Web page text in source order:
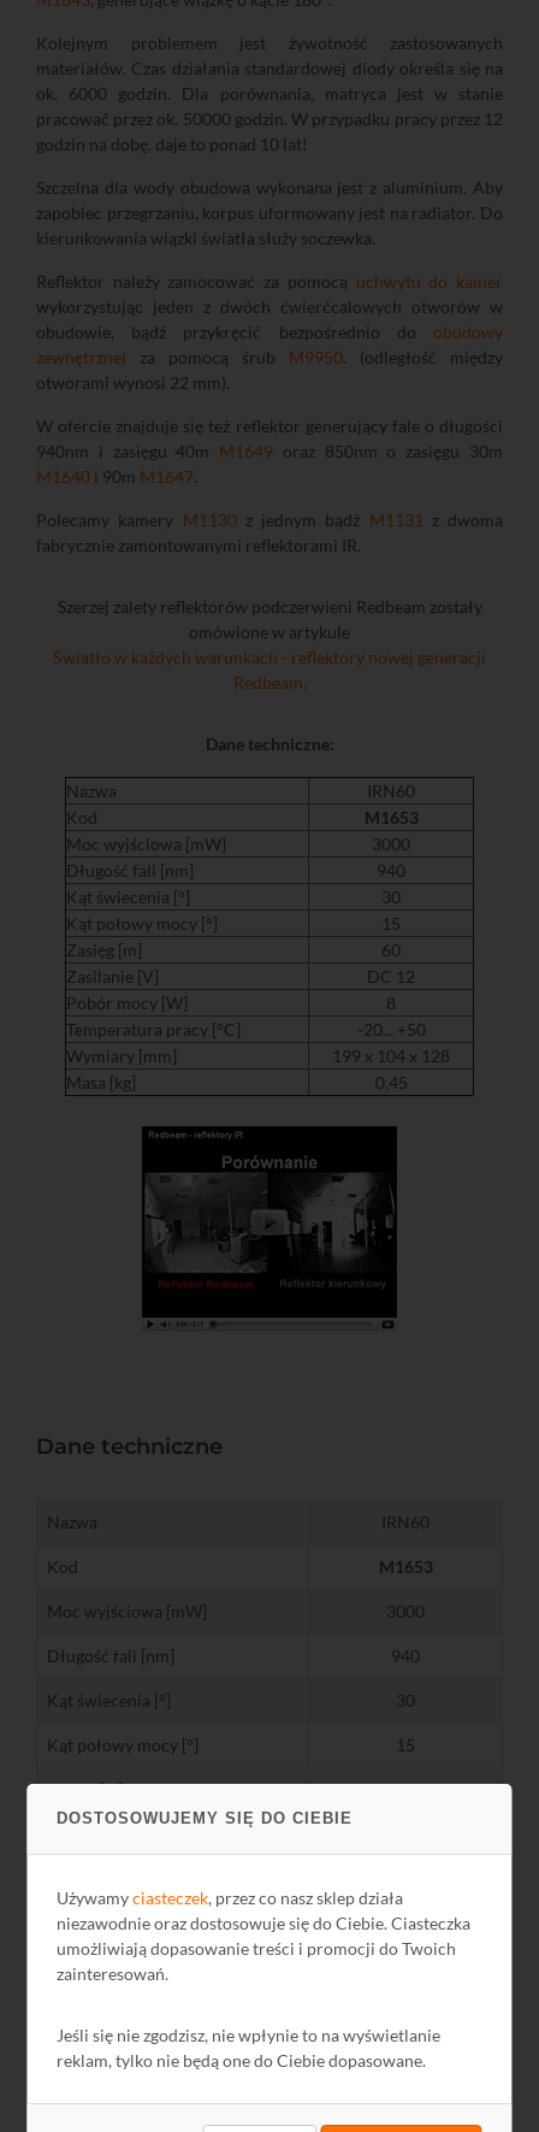
DOSTOSOWUJEMY SIĘ DO CIEBIE
Używamyciasteczek, przez co nasz sklep działa
niezawodnie oraz dostosowuje się do Ciebie. Ciasteczka
umożliwiają dopasowanie treści i promocji do Twoich
zainteresowań.
Jeśli się nie zgodzisz, nie wpłynie to na wyświetlanie
reklam, tylko nie będą one do Ciebie dopasowane.
Kolejnym problemem jest żywotność zastosowanych
materiałów. Czas działania standardowej diody określa się na
ok. 6000 godzin. Dla porównania, matryca jest w stanie
pracować przez ok. 50000 godzin. W przypadku pracy przez 12
godzin na dobę, daje to ponad 10 lat!
Szczelna dla wody obudowa wykonana jest z aluminium. Aby
zapobiec przegrzaniu, korpus uformowany jest na radiator. Do
kierunkowania wiązki światła służy soczewka.
Reflektor należy zamocować za pomocą uchwytu do kamer
wykorzystując jeden z dwóch ćwierćcalowych otworów w
obudowie, bądź przykręcić bezpośrednio do obudowy
zewnętrznej za pomocą śrub M9950. (odległość między
otworami wynosi 22 mm).
W ofercie znajduje się też reflektor generujący fale o długości
940nm i zasięgu 40m M1649 oraz 850nm o zasięgu 30m
M1640 i 90m M1647.
Polecamy kamery M1130z jednym bądź M1131 z dwoma
fabrycznie zamontowanymi reflektorami IR.
Szerzej zalety reflektorów podczerwieni Redbeam zostały
omówione w artykule
Światło w każdych warunkach - reflektory nowej generacji
Redbeam.
Dane techniczne:
Nazwa
IRN60
Kod
M1653
Moc wyjściowa [mW]
3000
Długość fali [nm]
940
Kąt świecenia [°]
30
Kąt połowy mocy [°]
15
Zasięg [m]
60
Zasilanie [V]
DC 12
Pobór mocy [W]
8
Temperatura pracy [°C]
-20... +50
Wymiary [mm]
199 x 104 x 128
Masa [kg]
0,45
Dane techniczne
Nazwa IRN60
Kod M1653
Moc wyjściowa [mW] 3000
Długość fali [nm] 940
Kąt świecenia [°] 30
Kąt połowy mocy [°] 15
Zasięg [m] 60
Temperatura pracy [°C] -20... +50
Wymiary [mm]